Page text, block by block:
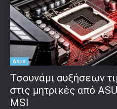
Asus
Τσουνάμι αυξήσεων
στις μητρικές από
MSI